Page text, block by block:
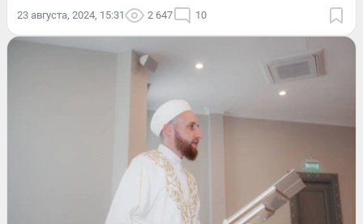
23 августа, 2024, 15:31 2 647 10